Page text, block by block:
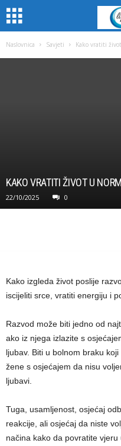
Naslovnica Savjeti Kako vratiti
KAKO VRATITI ŽIVOT U
22/10/2025 0
Kako izgleda život poslije
iscijeliti srce, vratiti energiju i
Razvod može biti jedno od
ako iz njega izlazite s
ljubav. Biti u bolnom braku
žene s osjećajem da nisu
ljubavi.
Tuga, usamljenost, osjećaj
reakcije, ali osjećaj da niste
načina kako da povratite